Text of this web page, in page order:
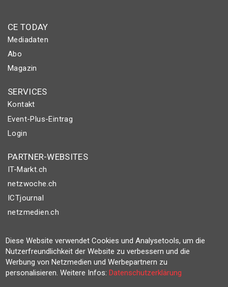
CE TODAY
Mediadaten
Abo
Magazin
SERVICES
Kontakt
Event-Plus-Eintrag
Login
PARTNER-WEBSITES
IT-Markt.ch
netzwoche.ch
ICTjournal
netzmedien.ch
© NETZMEDIEN AG 2026
Impressum
AGB
Nutzungsbestimmungen
Diese Website verwendet Cookies und Analysetools, um die
Nutzerfreundlichkeit der Website zu verbessern und die
Werbung von Netzmedien und Werbepartnern zu
personalisieren. Weitere Infos:Datenschutzerklärung